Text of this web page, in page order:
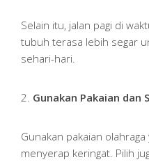
Selain itu, jalan pagi di
tubuh terasa lebih segar
sehari-hari.
2. Gunakan Pakaian dan
Gunakan pakaian
menyerap keringat. Pilih